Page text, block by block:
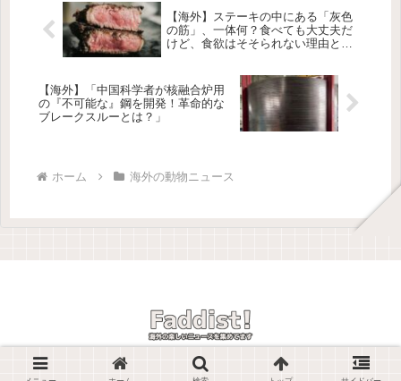
【海外】ステーキの中にある「灰色
の筋」、一体何？食べても大丈夫だ
けど、食欲はそそられない理由と
【海外】「中国科学者が核融合炉用
の『不可能な』鋼を開発！革命的な
ブレークスルーとは？」
ホーム 海外の動物ニュース
© 2025 Faddist! -海外の楽しいニュースを紹介しています-.